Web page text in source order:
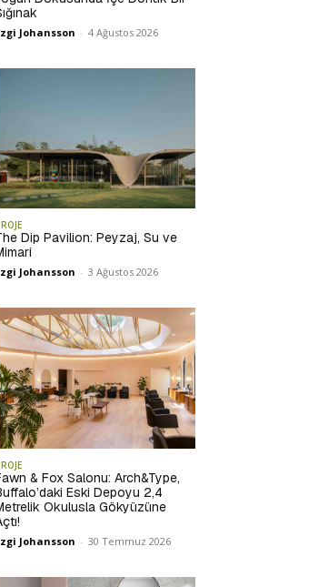
Johansson - 4 Ağustos 2026
Dip Pavilion: Peyzaj, Su ve
Johansson - 3 Ağustos 2026
& Fox Salonu: Arch&Type,
Eski Depoyu 2,4
Okulusla Gökyüzüne
Johansson - 30 Temmuz 2026